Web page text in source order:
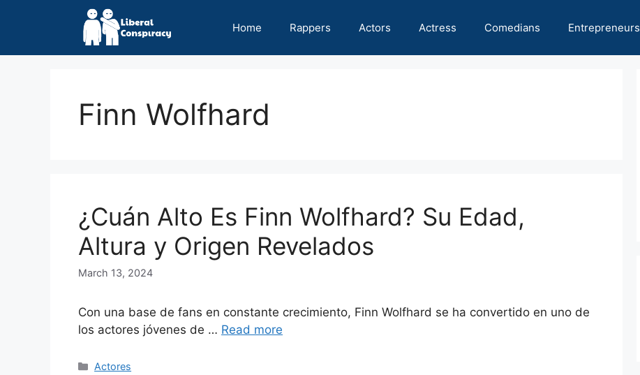
Home Rappers Actors Actress Comedians Entrepreneurs
Finn Wolfhard
¿Cuán Alto Es Finn Wolfhard? Su Edad,
Altura y Origen Revelados
March 13, 2024
Con una base de fans en constante crecimiento, Finn Wolfhard se ha convertido en uno de
los actores jóvenes de … Read more
Categories
Actores